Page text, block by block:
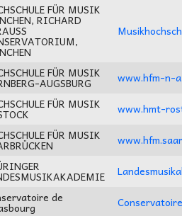
FÜR MUSIK
RICHARD
FÜR MUSIK
AUGSBURG
www.hfm-n-
FÜR MUSIK
www.hmt-
FÜR MUSIK
de